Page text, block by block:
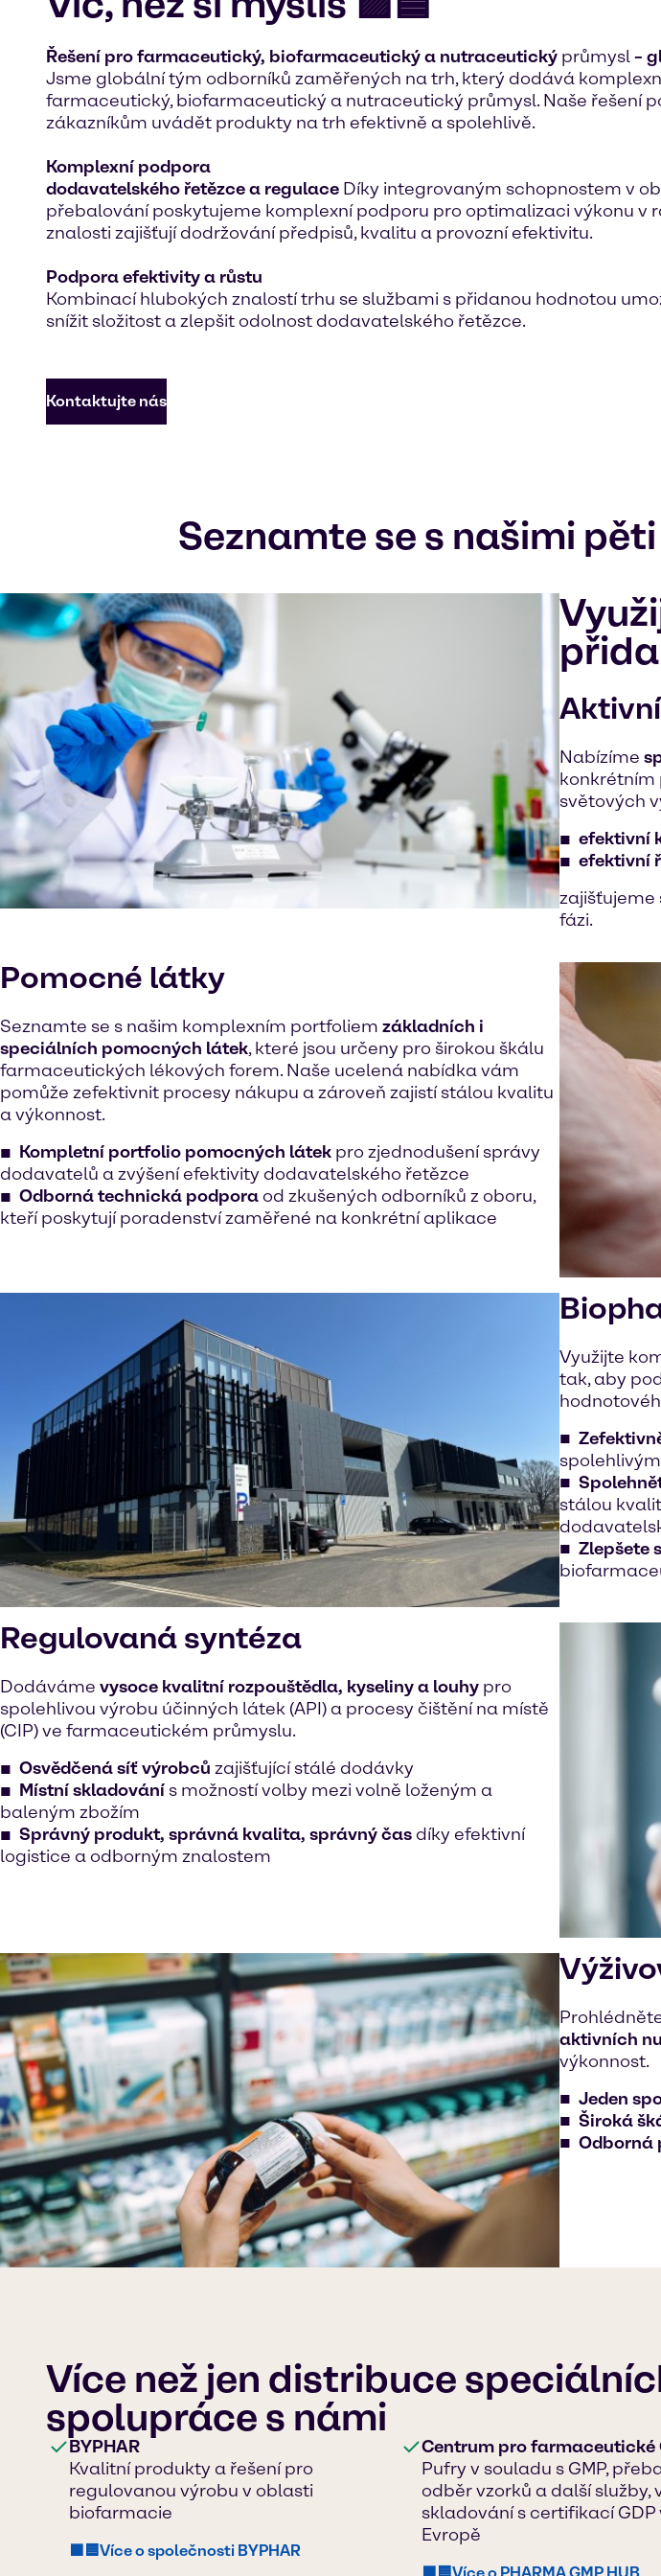
Řešení pro farmaceutický, biofarmaceutický a nutraceutický průmysl–
Jsme globální tým odborníků zaměřených na trh, který dodává
farmaceutický, biofarmaceutický a nutraceutický průmysl. Naše řešení
zákazníkům uvádět produkty na trh efektivně a spolehlivě.
Komplexní podpora
dodavatelského řetězce a regulace Díky integrovaným schopnostem v
přebalování poskytujeme komplexní podporu pro optimalizaci výkonu v
znalosti zajišťují dodržování předpisů, kvalitu a provozní efektivitu.
Podpora efektivity a růstu
Kombinací hlubokých znalostí trhu se službami s přidanou hodnotou
snížit složitost a zlepšit odolnost dodavatelského řetězce.
Kontaktujte nás
Seznamte se s našimi
Nabízíme
konkrétním
světových
efektivní
efektivní
zajišťujeme
fázi.
Pomocné látky
Seznamte se s našim komplexním portfoliem základních i
speciálních pomocných látek, které jsou určeny pro širokou škálu
farmaceutických lékových forem. Naše ucelená nabídka vám
pomůže zefektivnit procesy nákupu a zároveň zajistí stálou kvalitu
a výkonnost.
Kompletní portfolio pomocných látek pro zjednodušení správy
dodavatelů a zvýšení efektivity dodavatelského řetězce
Odborná technická podporaod zkušených odborníků z oboru,
kteří poskytují poradenství zaměřené na konkrétní aplikace
Využijte
tak, aby
stálou
Zlepšete
Regulovaná syntéza
Dodáváme vysoce kvalitní rozpouštědla, kyseliny a louhy pro
spolehlivou výrobu účinných látek (API) a procesy čištění na místě
(CIP) ve farmaceutickém průmyslu.
Osvědčená síť výrobců zajišťující stálé dodávky
Místní skladování s možností volby mezi volně loženým a
baleným zbožím
Správný produkt, správná kvalita, správný časdíky efektivní
logistice a odborným znalostem
aktivních
výkonnost.
Jeden
Široká
Odborná
Více než jen distribuce
spolupráce s námi
BYPHAR
Kvalitní produkty a řešení pro
regulovanou výrobu v oblasti
biofarmacie
🟪🟦Více o společnosti BYPHAR
Centrum pro farmaceutické
Pufry v souladu s GMP,
odběr vzorků a další služby,
skladování s certifikací GDP
Evropě